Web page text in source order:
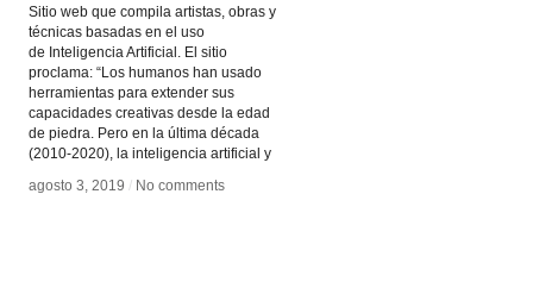
Sitio web que compila artistas, obras y
técnicas basadas en el uso
de Inteligencia Artificial. El sitio
proclama: “Los humanos han usado
herramientas para extender sus
capacidades creativas desde la edad
de piedra. Pero en la última década
(2010-2020), la inteligencia artificial y
agosto 3, 2019 / No comments
agosto 3, 2019 / No comments